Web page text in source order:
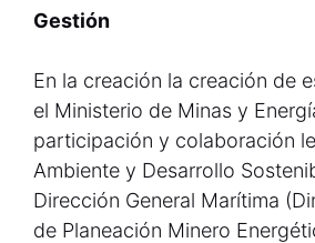
Gestión
En la creación la creación de
el Ministerio de Minas y
participación y colaboración
Ambiente y Desarrollo
Dirección General Marítima
de Planeación Minero